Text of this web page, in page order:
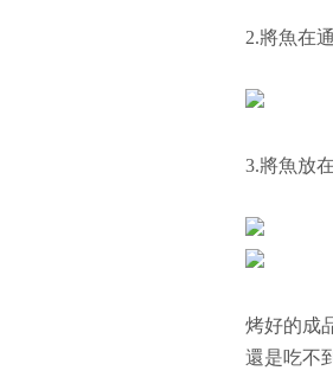
2.將魚在
3.將魚放
烤好的成
還是吃不